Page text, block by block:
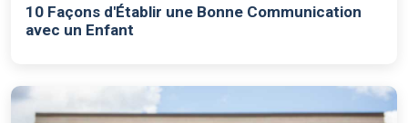
10 Façons d'Établir une Bonne Communication
avec un Enfant